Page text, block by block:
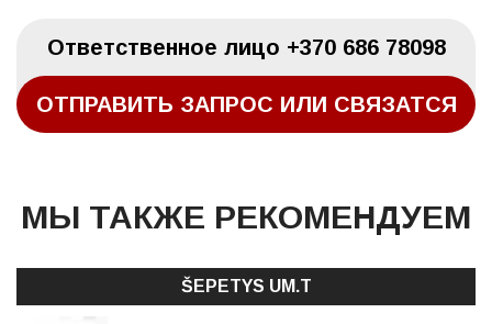
Oтветственное лицо +370 686 78098
ОТПРАВИТЬ ЗАПРОС ИЛИ СВЯЗАТСЯ
МЫ ТАКЖЕ РЕКОМЕНДУЕМ
ŠEPETYS UM.T